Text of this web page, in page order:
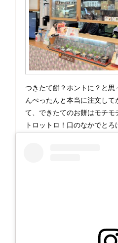
つきたて餅？ホントに？と思
んぺったんと本当に注文し
て、できたてのお餅はモチモ
トロットロ！口のなかでとろ